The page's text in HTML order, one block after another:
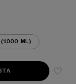
ML)
BOND